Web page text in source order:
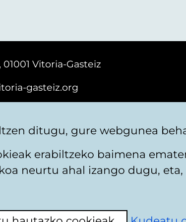
01001 Vitoria-Gasteiz
gasteiz.org
ditugu, gure webgunea
erabiltzeko baimena
neurtu ahal izango dugu,